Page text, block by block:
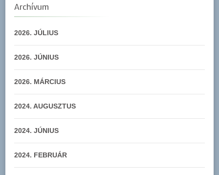
Archívum
2026. JÚLIUS
2026. JÚNIUS
2026. MÁRCIUS
2024. AUGUSZTUS
2024. JÚNIUS
2024. FEBRUÁR